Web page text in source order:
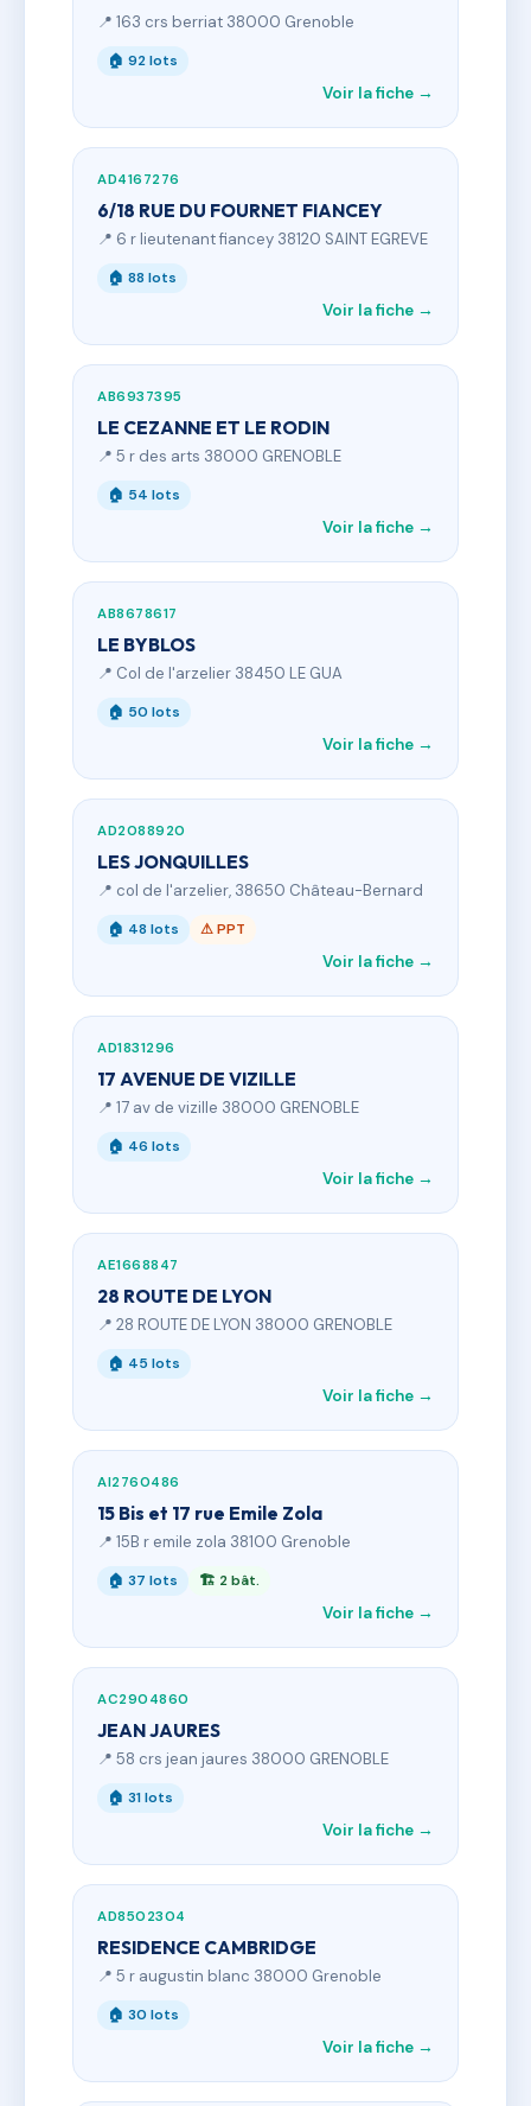
📍 163 crs berriat 38000 Grenoble
🏠 92 lots
Voir la fiche →
AD4167276
6/18 RUE DU FOURNET FIANCEY
📍 6 r lieutenant fiancey 38120 SAINT EGREVE
🏠 88 lots
Voir la fiche →
AB6937395
LE CEZANNE ET LE RODIN
📍 5 r des arts 38000 GRENOBLE
🏠 54 lots
Voir la fiche →
AB8678617
LE BYBLOS
📍 Col de l'arzelier 38450 LE GUA
🏠 50 lots
Voir la fiche →
AD2088920
LES JONQUILLES
📍 col de l'arzelier, 38650 Château-Bernard
🏠 48 lots ⚠ PPT
Voir la fiche →
AD1831296
17 AVENUE DE VIZILLE
📍 17 av de vizille 38000 GRENOBLE
🏠 46 lots
Voir la fiche →
AE1668847
28 ROUTE DE LYON
📍 28 ROUTE DE LYON 38000 GRENOBLE
🏠 45 lots
Voir la fiche →
AI2760486
15 Bis et 17 rue Emile Zola
📍 15B r emile zola 38100 Grenoble
🏠 37 lots 🏗 2 bât.
Voir la fiche →
AC2904860
JEAN JAURES
📍 58 crs jean jaures 38000 GRENOBLE
🏠 31 lots
Voir la fiche →
AD8502304
RESIDENCE CAMBRIDGE
📍 5 r augustin blanc 38000 Grenoble
🏠 30 lots
Voir la fiche →